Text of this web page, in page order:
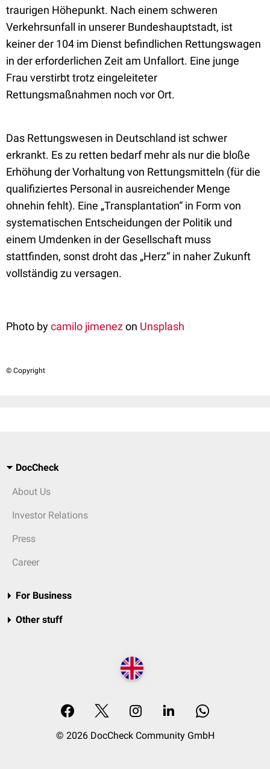
traurigen Höhepunkt. Nach einem schweren
Verkehrsunfall in unserer Bundeshauptstadt, ist
keiner der 104 im Dienst befindlichen Rettungswagen
in der erforderlichen Zeit am Unfallort. Eine junge
Frau verstirbt trotz eingeleiteter
Rettungsmaßnahmen noch vor Ort.
Das Rettungswesen in Deutschland ist schwer
erkrankt. Es zu retten bedarf mehr als nur die bloße
Erhöhung der Vorhaltung von Rettungsmitteln (für die
qualifiziertes Personal in ausreichender Menge
ohnehin fehlt). Eine „Transplantation“ in Form von
systematischen Entscheidungen der Politik und
einem Umdenken in der Gesellschaft muss
stattfinden, sonst droht das „Herz“ in naher Zukunft
vollständig zu versagen.
Photo bycamilo jimenezon Unsplash
© Copyright
DocCheck
About Us
Investor Relations
Press
Career
For Business
Other stuff
© 2026 DocCheck Community GmbH